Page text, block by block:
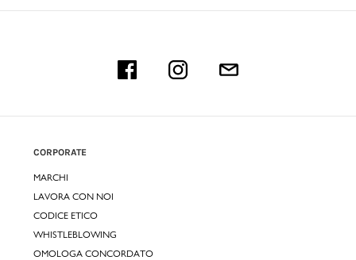
CORPORATE
MARCHI
LAVORA CON NOI
CODICE ETICO
WHISTLEBLOWING
OMOLOGA CONCORDATO